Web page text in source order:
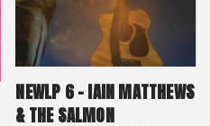
NEWLP 6 – IAIN MATTHEWS
& THE SALMON